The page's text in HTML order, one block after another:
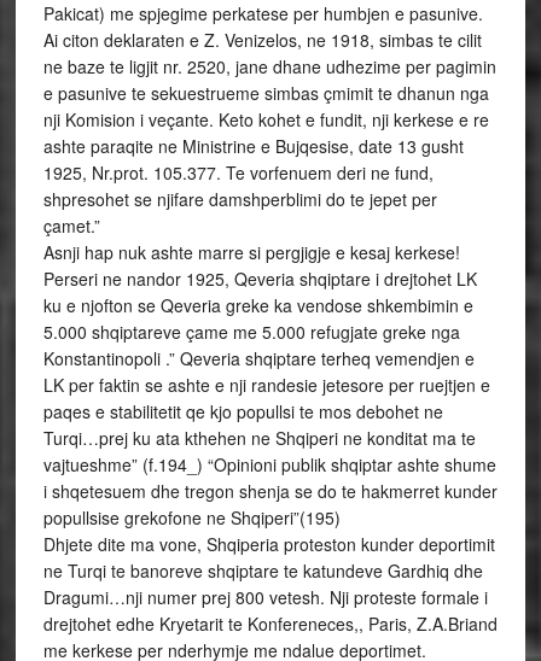
Pakicat) me spjegime perkatese per humbjen e pasunive.
Ai citon deklaraten e Z. Venizelos, ne 1918, simbas te cilit
ne baze te ligjit nr. 2520, jane dhane udhezime per pagimin
e pasunive te sekuestrueme simbas çmimit te dhanun nga
nji Komision i veçante. Keto kohet e fundit, nji kerkese e re
ashte paraqite ne Ministrine e Bujqesise, date 13 gusht
1925, Nr.prot. 105.377. Te vorfenuem deri ne fund,
shpresohet se njifare damshperblimi do te jepet per
çamet.”
Asnji hap nuk ashte marre si pergjigje e kesaj kerkese!
Perseri ne nandor 1925, Qeveria shqiptare i drejtohet LK
ku e njofton se Qeveria greke ka vendose shkembimin e
5.000 shqiptareve çame me 5.000 refugjate greke nga
Konstantinopoli .” Qeveria shqiptare terheq vemendjen e
LK per faktin se ashte e nji randesie jetesore per ruejtjen e
paqes e stabilitetit qe kjo popullsi te mos debohet ne
Turqi…prej ku ata kthehen ne Shqiperi ne konditat ma te
vajtueshme” (f.194_) “Opinioni publik shqiptar ashte shume
i shqetesuem dhe tregon shenja se do te hakmerret kunder
popullsise grekofone ne Shqiperi”(195)
Dhjete dite ma vone, Shqiperia proteston kunder deportimit
ne Turqi te banoreve shqiptare te katundeve Gardhiq dhe
Dragumi…nji numer prej 800 vetesh. Nji proteste formale i
drejtohet edhe Kryetarit te Konfereneces,, Paris, Z.A.Briand
me kerkese per nderhymje me ndalue deportimet.